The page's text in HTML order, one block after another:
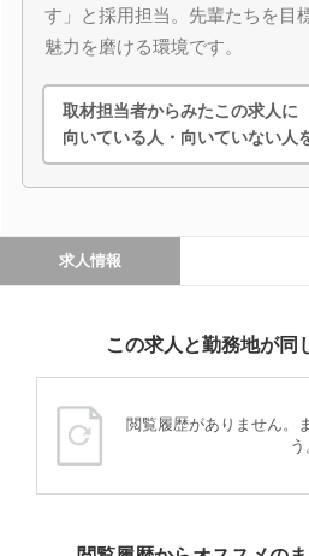
す」と採用担当。先輩たちを目
魅力を磨ける環境です。
取材担当者からみたこの求人に
向いている人・向いていない人
求人情報
この求人と勤務地が同
閲覧履歴がありません。
う